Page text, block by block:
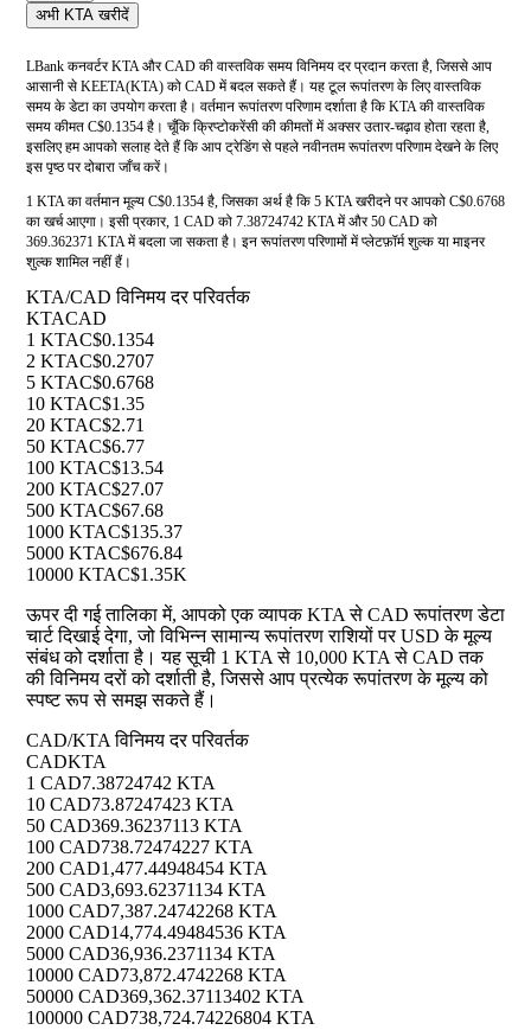
अभी KTA खरीदें
LBank कनवर्टर KTA और CAD की वास्तविक समय विनिमय दर प्रदान करता है, जिससे आप
आसानी से KEETA(KTA) को CAD में बदल सकते हैं। यह टूल रूपांतरण के लिए वास्तविक
समय के डेटा का उपयोग करता है। वर्तमान रूपांतरण परिणाम दर्शाता है कि KTA की वास्तविक
समय कीमत C$0.1354 है। चूँकि क्रिप्टोकरेंसी की कीमतों में अक्सर उतार-चढ़ाव होता रहता है,
इसलिए हम आपको सलाह देते हैं कि आप ट्रेडिंग से पहले नवीनतम रूपांतरण परिणाम देखने के लिए
इस पृष्ठ पर दोबारा जाँच करें।
1 KTA का वर्तमान मूल्य C$0.1354 है, जिसका अर्थ है कि 5 KTA खरीदने पर आपको C$0.6768
का खर्च आएगा। इसी प्रकार, 1 CAD को 7.38724742 KTA में और 50 CAD को
369.362371 KTA में बदला जा सकता है। इन रूपांतरण परिणामों में प्लेटफ़ॉर्म शुल्क या माइनर
शुल्क शामिल नहीं हैं।
KTA/CAD विनिमय दर परिवर्तक
KTACAD
1 KTAC$0.1354
2 KTAC$0.2707
5 KTAC$0.6768
10 KTAC$1.35
20 KTAC$2.71
50 KTAC$6.77
100 KTAC$13.54
200 KTAC$27.07
500 KTAC$67.68
1000 KTAC$135.37
5000 KTAC$676.84
10000 KTAC$1.35K
ऊपर दी गई तालिका में, आपको एक व्यापक KTA से CAD रूपांतरण डेटा
चार्ट दिखाई देगा, जो विभिन्न सामान्य रूपांतरण राशियों पर USD के मूल्य
संबंध को दर्शाता है। यह सूची 1 KTA से 10,000 KTA से CAD तक
की विनिमय दरों को दर्शाती है, जिससे आप प्रत्येक रूपांतरण के मूल्य को
स्पष्ट रूप से समझ सकते हैं।
CAD/KTA विनिमय दर परिवर्तक
CADKTA
1 CAD7.38724742 KTA
10 CAD73.87247423 KTA
50 CAD369.36237113 KTA
100 CAD738.72474227 KTA
200 CAD1,477.44948454 KTA
500 CAD3,693.62371134 KTA
1000 CAD7,387.24742268 KTA
2000 CAD14,774.49484536 KTA
5000 CAD36,936.2371134 KTA
10000 CAD73,872.4742268 KTA
50000 CAD369,362.37113402 KTA
100000 CAD738,724.74226804 KTA